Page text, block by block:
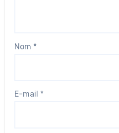
Nom *
E-mail *